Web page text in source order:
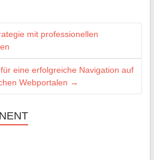
mit professionellen
eine erfolgreiche Navigation auf
Webportalen →